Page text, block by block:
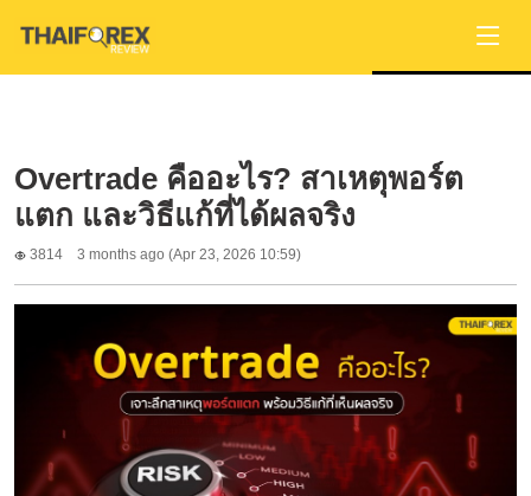
Overtrade คืออะไร? สาเหตุพอร์ต
แตก และวิธีแก้ที่ได้ผลจริง
3814 3 months ago (Apr 23, 2026 10:59)